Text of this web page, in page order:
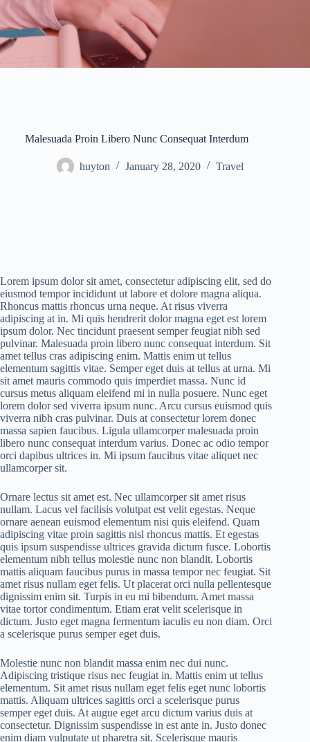
Malesuada Proin Libero Nunc Consequat Interdum
huyton January 28, 2020 Travel
Lorem ipsum dolor sit amet, consectetur adipiscing elit, sed do
eiusmod tempor incididunt ut labore et dolore magna aliqua.
Rhoncus mattis rhoncus urna neque. At risus viverra
adipiscing at in. Mi quis hendrerit dolor magna eget est lorem
ipsum dolor. Nec tincidunt praesent semper feugiat nibh sed
pulvinar. Malesuada proin libero nunc consequat interdum. Sit
amet tellus cras adipiscing enim. Mattis enim ut tellus
elementum sagittis vitae. Semper eget duis at tellus at urna. Mi
sit amet mauris commodo quis imperdiet massa. Nunc id
cursus metus aliquam eleifend mi in nulla posuere. Nunc eget
lorem dolor sed viverra ipsum nunc. Arcu cursus euismod quis
viverra nibh cras pulvinar. Duis at consectetur lorem donec
massa sapien faucibus. Ligula ullamcorper malesuada proin
libero nunc consequat interdum varius. Donec ac odio tempor
orci dapibus ultrices in. Mi ipsum faucibus vitae aliquet nec
ullamcorper sit.
Ornare lectus sit amet est. Nec ullamcorper sit amet risus
nullam. Lacus vel facilisis volutpat est velit egestas. Neque
ornare aenean euismod elementum nisi quis eleifend. Quam
adipiscing vitae proin sagittis nisl rhoncus mattis. Et egestas
quis ipsum suspendisse ultrices gravida dictum fusce. Lobortis
elementum nibh tellus molestie nunc non blandit. Lobortis
mattis aliquam faucibus purus in massa tempor nec feugiat. Sit
amet risus nullam eget felis. Ut placerat orci nulla pellentesque
dignissim enim sit. Turpis in eu mi bibendum. Amet massa
vitae tortor condimentum. Etiam erat velit scelerisque in
dictum. Justo eget magna fermentum iaculis eu non diam. Orci
a scelerisque purus semper eget duis.
Molestie nunc non blandit massa enim nec dui nunc.
Adipiscing tristique risus nec feugiat in. Mattis enim ut tellus
elementum. Sit amet risus nullam eget felis eget nunc lobortis
mattis. Aliquam ultrices sagittis orci a scelerisque purus
semper eget duis. At augue eget arcu dictum varius duis at
consectetur. Dignissim suspendisse in est ante in. Justo donec
enim diam vulputate ut pharetra sit. Scelerisque mauris